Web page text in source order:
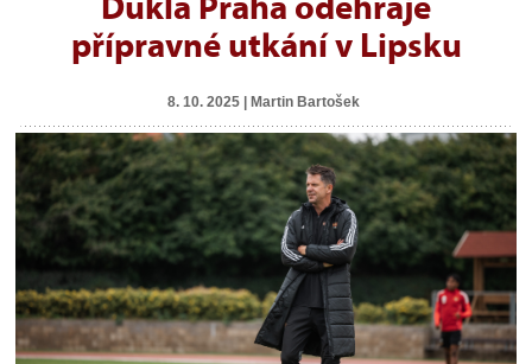
Dukla Praha odehraje
přípravné utkání v Lipsku
8. 10. 2025 | Martin Bartošek